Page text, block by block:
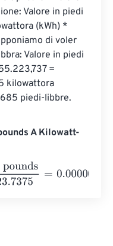
Valore in piedi
(kWh) *
di voler
Valore in piedi
=
kilowattora
piedi-libbre.
A Kilowatt-
2655223.7375=